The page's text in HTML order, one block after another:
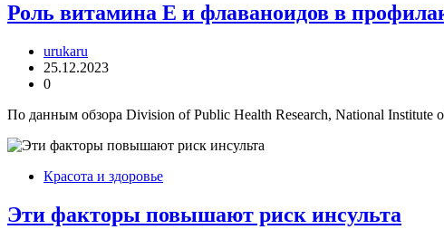
Роль витамина Е и флаваноидов в
urukaru
25.12.2023
0
По данным обзора Division of Public Health Research, National
Красота и здоровье
Эти факторы повышают риск инсульта